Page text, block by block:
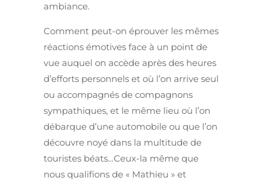
ambiance.
Comment peut-on éprouver les mêmes
réactions émotives face à un point de
vue auquel on accède après des heures
d’efforts personnels et où l’on arrive seul
ou accompagnés de compagnons
sympathiques, et le même lieu où l’on
débarque d’une automobile ou que l’on
découvre noyé dans la multitude de
touristes béats…Ceux-la même que
nous qualifions de « Mathieu » et